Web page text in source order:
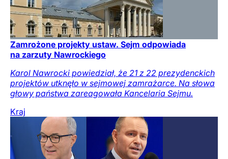
Zamrożone projekty ustaw. Sejm odpowiada
na zarzuty Nawrockiego
Karol Nawrocki powiedział, że 21 z 22 prezydenckich
projektów utknęło w sejmowej zamrażarce. Na słowa
głowy państwa zareagowała Kancelaria Sejmu.
Kraj